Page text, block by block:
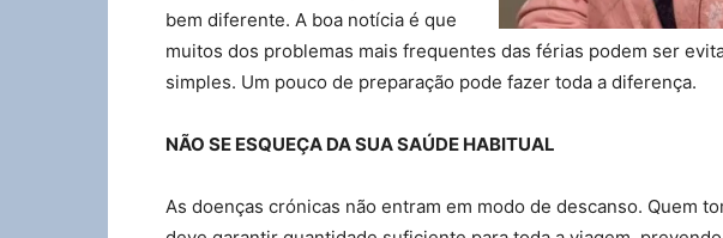
bem diferente. A boa notícia é que
muitos dos problemas mais frequentes das férias podem ser
simples. Um pouco de preparação pode fazer toda a diferença.
NÃO SE ESQUEÇA DA SUA SAÚDE HABITUAL
As doenças crónicas não entram em modo de descanso. Quem